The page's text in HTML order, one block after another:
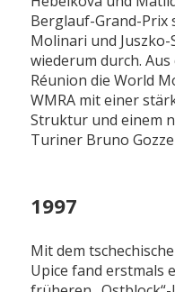
Berglauf-Grand-Prix
Molinari und
wiederum durch.
Réunion die World
WMRA mit einer
Struktur und einem
Turiner Bruno
1997
Mit dem
Upice fand erstmals